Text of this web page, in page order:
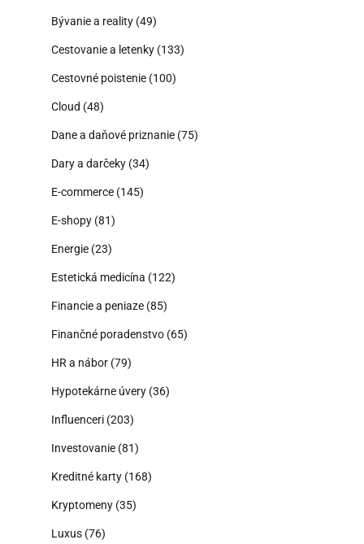
Bývanie a reality (49)
Cestovanie a letenky (133)
Cestovné poistenie (100)
Cloud (48)
Dane a daňové priznanie (75)
Dary a darčeky (34)
E-commerce (145)
E-shopy (81)
Energie (23)
Estetická medicína (122)
Financie a peniaze (85)
Finančné poradenstvo (65)
HR a nábor (79)
Hypotekárne úvery (36)
Influenceri (203)
Investovanie (81)
Kreditné karty (168)
Kryptomeny (35)
Luxus (76)